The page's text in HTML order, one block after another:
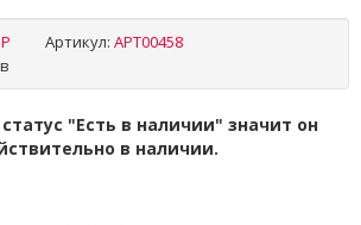
Артикул: APT00458
"Есть в наличии" значит он
в наличии.